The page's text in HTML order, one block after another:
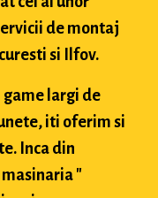
de montaj
si Ilfov.
game largi de
iti oferim si
Inca din
"